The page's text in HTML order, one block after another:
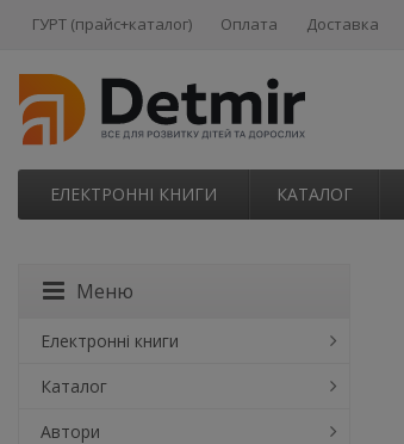
ГУРТ (прайс+каталог) Оплата Доставка
ЕЛЕКТРОННІ КНИГИ КАТАЛОГ
Меню
Електронні книги
Каталог
Автори